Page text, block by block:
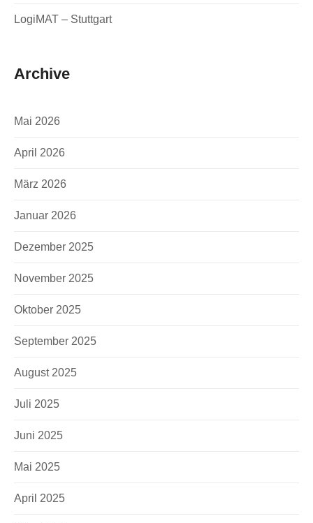
LogiMAT – Stuttgart
Archive
Mai 2026
April 2026
März 2026
Januar 2026
Dezember 2025
November 2025
Oktober 2025
September 2025
August 2025
Juli 2025
Juni 2025
Mai 2025
April 2025